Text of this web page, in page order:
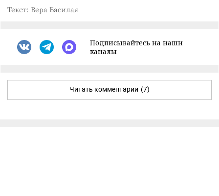
Текст: Вера Басилая
Подписывайтесь на наши
каналы
Читать комментарии (7)